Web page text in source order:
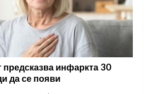
предсказва инфаркта 30
да се появи